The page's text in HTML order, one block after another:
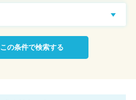
この条件で検索する